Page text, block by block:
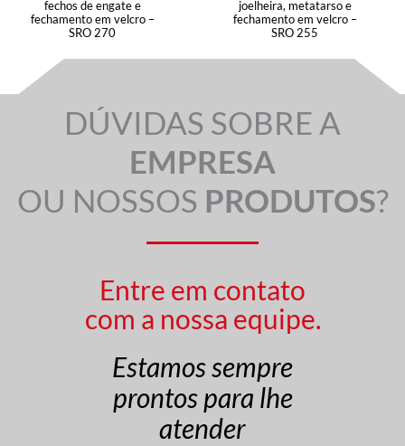
fechos de engate e
fechamento em velcro –
SRO 270
joelheira, metatarso e
fechamento em velcro –
SRO 255
DÚVIDAS SOBRE A
EMPRESA
OU NOSSOS PRODUTOS?
Entre em contato
com a nossa equipe.
Estamos sempre
prontos para lhe
atender